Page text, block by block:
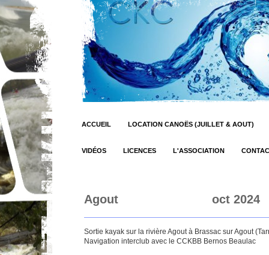
ACCUEIL LOCATION CANOËS (JUILLET & AOUT)
VIDÉOS LICENCES L'ASSOCIATION
Agout oct 2024
Sortie kayak sur la rivière Agout à Brassac sur Agout
Navigation interclub avec le CCKBB Bernos Beaulac